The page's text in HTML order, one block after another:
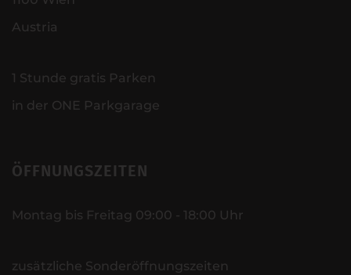
Austria
1 Stunde gratis Parken
in der ONE Parkgarage
ÖFFNUNGSZEITEN
Montag bis Freitag 09:00 - 18:00 Uhr
zusätzliche Sonderöffnungszeiten